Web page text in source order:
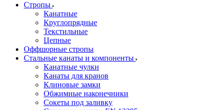
Стропы
Канатные
Круглопрядные
Текстильные
Цепные
Оффшорные стропы
Стальные канаты и компоненты
Канатные чулки
Канаты для кранов
Клиновые замки
Обжимные наконечники
Сокеты под заливку